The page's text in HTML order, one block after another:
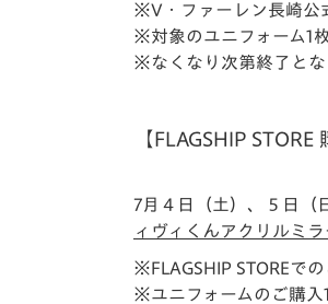
※V・ファーレン長崎公
※対象のユニフォーム1
※なくなり次第終了とな
【FLAGSHIP STORE
7月４日（土）、５日（
ィヴィくんアクリルミラ
※FLAGSHIP STOREで
※ユニフォームのご購入